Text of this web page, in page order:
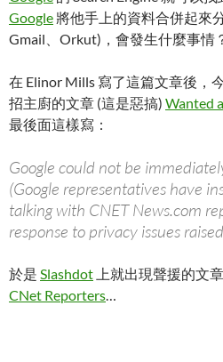
Google 將他手上的資料合併起來
Gmail、Orkut)，會發生什麼事情
在 Elinor Mills 寫了這篇文章後，
招主廚的文章 (這是惡搞) Wanted
最後面這樣寫：
Google could not be
(Google representatives have
talking with CNET News.com
response to privacy issues
於是 Slashdot 上就出現聲援的文章
CNet Reporters…